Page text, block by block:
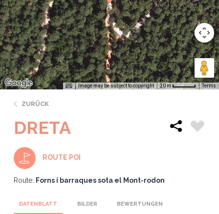
Image may be subject to copyright 20 m Terms
ZURÜCK
DRETA
ROUTE POI
Route: Forns i barraques sota el Mont-rodon
DATENBLATT BILDER BEWERTUNGEN